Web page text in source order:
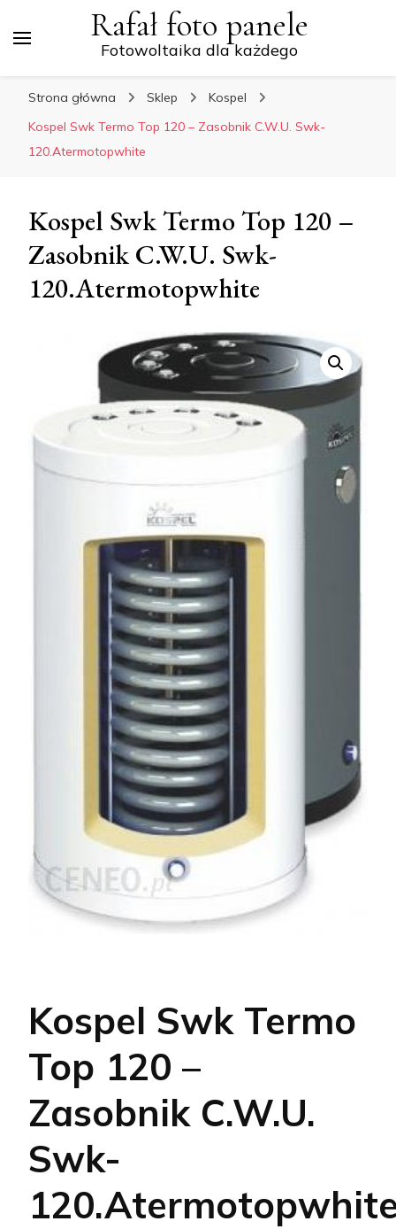
Rafał foto panele
Fotowoltaika dla każdego
Strona główna Sklep
Kospel
Kospel Swk Termo Top 120 – Zasobnik C.W.U. Swk-
120.Atermotopwhite
Kospel Swk Termo Top 120 –
Zasobnik C.W.U. Swk-
120.Atermotopwhite
Kospel Swk Termo
Top 120 –
Zasobnik C.W.U.
Swk-